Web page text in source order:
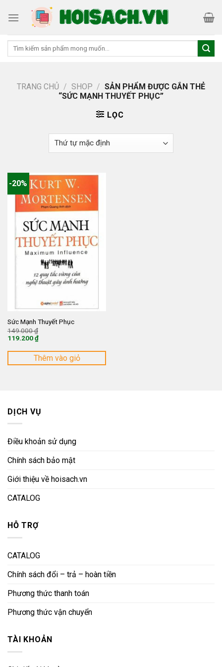
Tìm
TRANG CHỦ / SHOP / SẢN PHẨM ĐƯỢC GẮN THẺ
“SỨC MẠNH THUYẾT PHỤC”
LỌC
-20%
Sức Mạnh Thuyết Phục
149.000₫
149.000 ₫.
119.200₫
hiện
là:
Thêm vào giỏ
DỊCH VỤ
Điều khoản sử dụng
Chính sách bảo mật
Giới thiệu về hoisach.vn
CATALOG
HỖ TRỢ
CATALOG
Chính sách đổi – trả – hoàn tiền
Phương thức thanh toán
Phương thức vận chuyển
TÀI KHOẢN